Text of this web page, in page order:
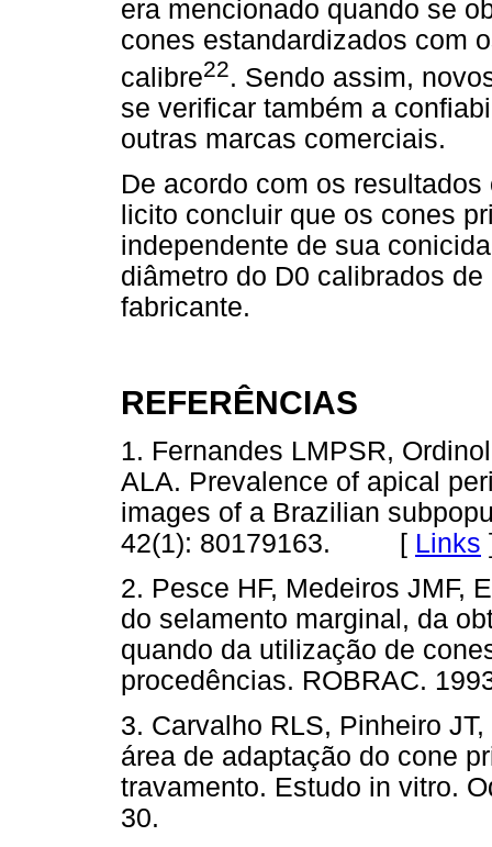
era mencionado quando se
cones estandardizados com
calibre22. Sendo assim,
se verificar também a
outras marcas comerciais.
De acordo com os
licito concluir que os cones
independente de sua
diâmetro do D0 calibrados
fabricante.
REFERÊNCIAS
1. Fernandes LMPSR,
ALA. Prevalence of apical
images of a Brazilian
42(1): 80179163. [ Links
2. Pesce HF, Medeiros JMF,
do selamento marginal, da
quando da utilização de
procedências. ROBRAC.
3. Carvalho RLS, Pinheiro
área de adaptação do cone
travamento. Estudo in vitro.
30.